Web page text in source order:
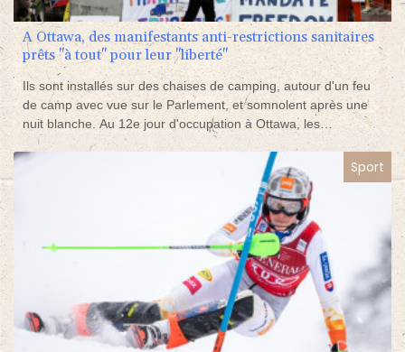
A Ottawa, des manifestants anti-restrictions sanitaires
prêts "à tout" pour leur "liberté"
Ils sont installés sur des chaises de camping, autour d'un feu
de camp avec vue sur le Parlement, et somnolent après une
nuit blanche. Au 12e jour d'occupation à Ottawa, les
manifestants contre les restrictions sanitaires, galvanisés par
l'ambiance, se disent plus déterminés que jamais à rester pour
Sport